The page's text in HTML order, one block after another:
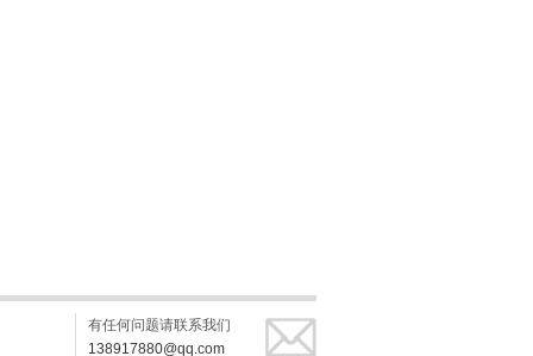
有任何问题请联系我们
138917880@qq.com